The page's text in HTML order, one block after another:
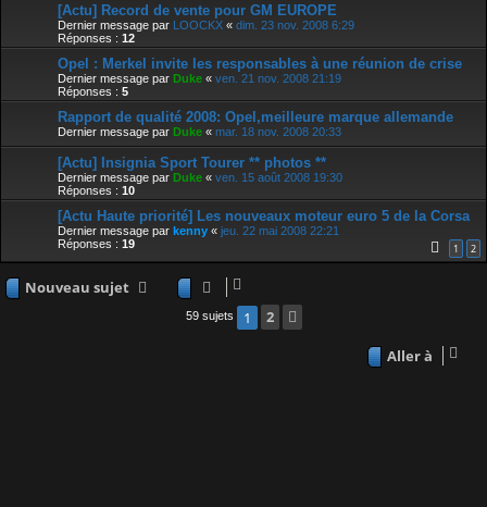
[Actu] Record de vente pour GM EUROPE
Dernier message par LOOCKX « dim. 23 nov. 2008 6:29
Réponses : 12
Opel : Merkel invite les responsables à une réunion de crise
Dernier message par Duke « ven. 21 nov. 2008 21:19
Réponses : 5
Rapport de qualité 2008: Opel,meilleure marque allemande
Dernier message par Duke « mar. 18 nov. 2008 20:33
[Actu] Insignia Sport Tourer ** photos **
Dernier message par Duke « ven. 15 août 2008 19:30
Réponses : 10
[Actu Haute priorité] Les nouveaux moteur euro 5 de la Corsa
Dernier message par kenny « jeu. 22 mai 2008 22:21
Réponses : 19 1 2
Nouveau sujet
59 sujets 1 2
Aller à